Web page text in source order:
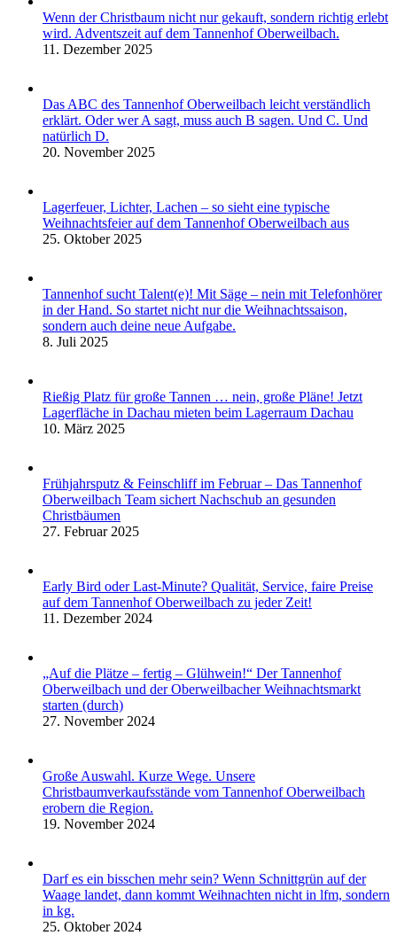
Wenn der Christbaum nicht nur gekauft, sondern richtig erlebt
wird. Adventszeit auf dem Tannenhof Oberweilbach.
11. Dezember 2025
Das ABC des Tannenhof Oberweilbach leicht verständlich
erklärt. Oder wer A sagt, muss auch B sagen. Und C. Und
natürlich D.
20. November 2025
Lagerfeuer, Lichter, Lachen – so sieht eine typische
Weihnachtsfeier auf dem Tannenhof Oberweilbach aus
25. Oktober 2025
Tannenhof sucht Talent(e)! Mit Säge – nein mit Telefonhörer
in der Hand. So startet nicht nur die Weihnachtssaison,
sondern auch deine neue Aufgabe.
8. Juli 2025
Rießig Platz für große Tannen … nein, große Pläne! Jetzt
Lagerfläche in Dachau mieten beim Lagerraum Dachau
10. März 2025
Frühjahrsputz & Feinschliff im Februar – Das Tannenhof
Oberweilbach Team sichert Nachschub an gesunden
Christbäumen
27. Februar 2025
Early Bird oder Last-Minute? Qualität, Service, faire Preise
auf dem Tannenhof Oberweilbach zu jeder Zeit!
11. Dezember 2024
„Auf die Plätze – fertig – Glühwein!“ Der Tannenhof
Oberweilbach und der Oberweilbacher Weihnachtsmarkt
starten (durch)
27. November 2024
Große Auswahl. Kurze Wege. Unsere
Christbaumverkaufsstände vom Tannenhof Oberweilbach
erobern die Region.
19. November 2024
Darf es ein bisschen mehr sein? Wenn Schnittgrün auf der
Waage landet, dann kommt Weihnachten nicht in lfm, sondern
in kg.
25. Oktober 2024